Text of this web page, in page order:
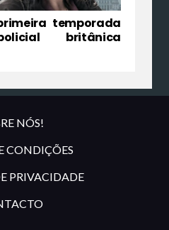
temporada
britânica
NÓS!
CONDIÇÕES
PRIVACIDADE